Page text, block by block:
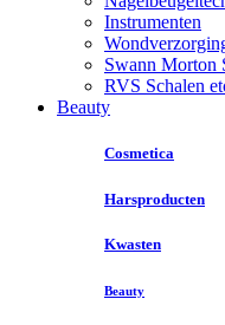
Instrumenten
Swann Morton
RVS Schalen
Beauty
Cosmetica
Harsproducten
Kwasten
Beauty